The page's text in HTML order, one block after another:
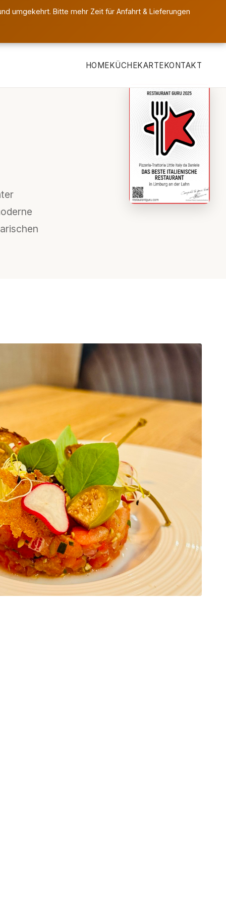
HOMEKÜCHEKARTEKONTAKT
umgekehrt. Bitte mehr Zeit für Anfahrt & Lieferungen